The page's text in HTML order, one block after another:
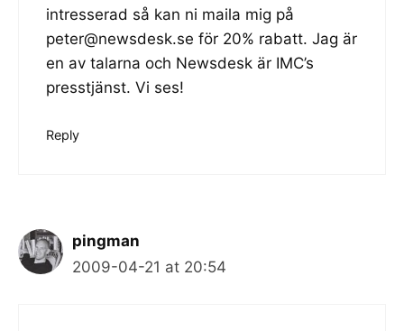
intresserad så kan ni maila mig på
peter@newsdesk.se för 20% rabatt. Jag är
en av talarna och Newsdesk är IMC’s
presstjänst. Vi ses!
Reply
pingman
2009-04-21 at 20:54